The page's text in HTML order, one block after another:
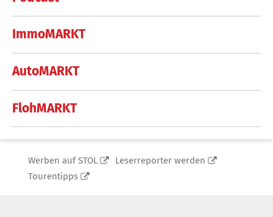
ImmoMARKT
AutoMARKT
FlohMARKT
Werben auf STOL
Leserreporter werden
Tourentipps